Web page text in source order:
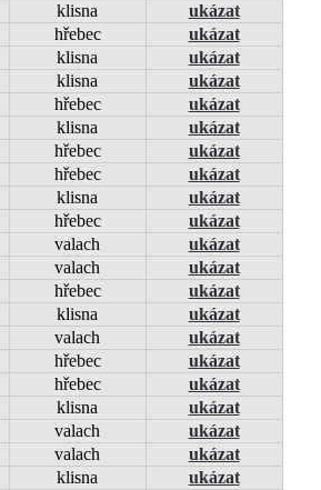
klisna
ukázat
hřebec
ukázat
klisna
ukázat
klisna
ukázat
hřebec
ukázat
klisna
ukázat
hřebec
ukázat
hřebec
ukázat
klisna
ukázat
hřebec
ukázat
valach
ukázat
valach
ukázat
hřebec
ukázat
klisna
ukázat
valach
ukázat
hřebec
ukázat
hřebec
ukázat
klisna
ukázat
valach
ukázat
valach
ukázat
klisna
ukázat